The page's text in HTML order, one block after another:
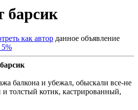
барсик
как автор данное объявление
балкона и убежал, обыскали все-не
толстый котик, кастрированный,